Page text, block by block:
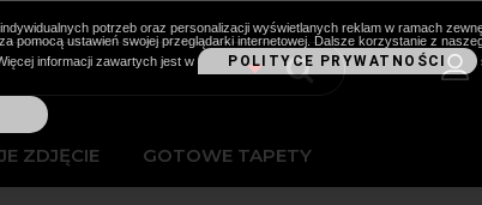
ZDJĘCIE GOTOWE TAPETY
potrzeb oraz personalizacji wyświetlanych reklam w ramach
ustawień swojej przeglądarki internetowej. Dalsze korzystanie z
informacji zawartych jest w
POLITYCE PRYWATNOŚCI